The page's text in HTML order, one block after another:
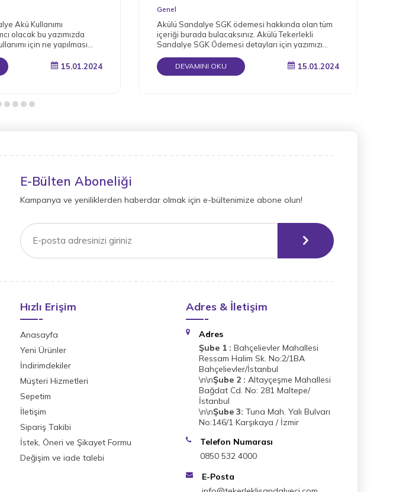
Akü Kullanımı
olacak bu yazımızda
için ne yapılması
15.01.2024
Genel
Akülü Sandalye SGK ödemesi hakkında olan tüm
içeriği burada bulacaksınız. Akülü Tekerlekli
Sandalye SGK Ödemesi detayları için yazımızı
DEVAMINI OKU 15.01.2024
E-Bülten Aboneliği
Kampanya ve yeniliklerden haberdar olmak için e-bültenimize abone olun!
Hızlı Erişim
Anasayfa
Yeni Ürünler
İndirimdekiler
Müşteri Hizmetleri
Sepetim
İletişim
Sipariş Takibi
İstek, Öneri ve Şikayet Formu
Değişim ve iade talebi
Adres & İletişim
Adres
Şube 1 : Bahçelievler Mahallesi
Ressam Halim Sk. No:2/1BA
Bahçelievler/İstanbul
\n\nŞube 2 : Altayçeşme Mahallesi
Bağdat Cd. No: 281 Maltepe/
İstanbul
\n\nŞube 3: Tuna Mah. Yalı Bulvarı
No:146/1 Karşıkaya / İzmir
Telefon Numarası
0850 532 4000
E-Posta